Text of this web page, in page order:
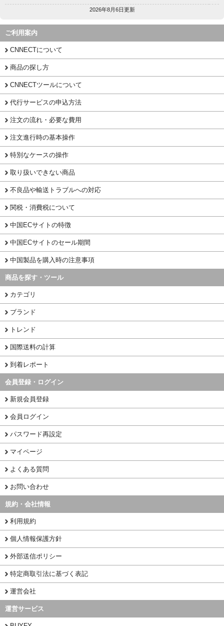
2026年8月6日更新
ご利用案内
CNNECTについて
商品の探し方
CNNECTツールについて
代行サービスの申込方法
注文の流れ・必要な費用
注文進行時の基本操作
特別なケースの操作
取り扱いできない商品
不良品や輸送トラブルへの対応
関税・消費税について
中国ECサイトの特徴
中国ECサイトのセール期間
中国製品を購入時の注意事項
商品を探す・ツール
カテゴリ
ブランド
トレンド
国際送料の計算
到着レポート
会員登録・ログイン
新規会員登録
会員ログイン
パスワード再設定
マイページ
よくある質問
お問い合わせ
規約・会社情報
利用規約
個人情報保護方針
外部送信ポリシー
特定商取引法に基づく表記
運営会社
運営サービス